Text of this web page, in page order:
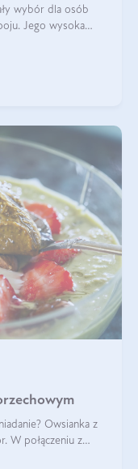
wybór dla osób
Jego wysoka
Owsianka z
W połączeniu z